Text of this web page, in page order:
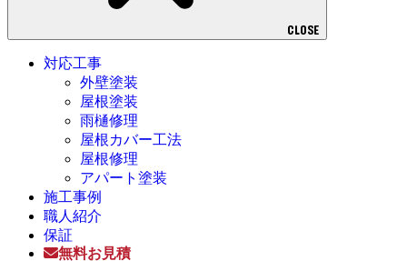
CLOSE
対応工事
外壁塗装
屋根塗装
雨樋修理
屋根カバー工法
屋根修理
アパート塗装
施工事例
職人紹介
保証
無料お見積